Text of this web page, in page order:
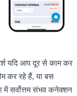
यदि आप दूर से काम कर
कर रहे हैं, या बस
में सर्वोत्तम संभव कनेक्शन